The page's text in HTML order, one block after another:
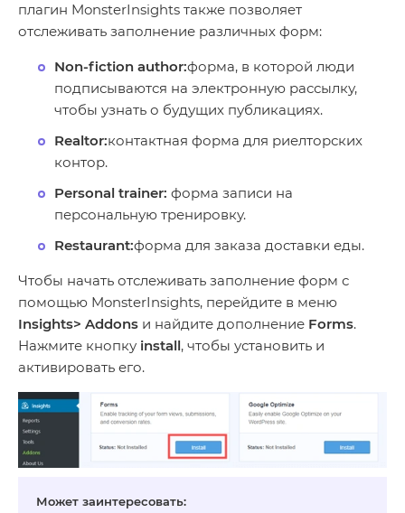
плагин MonsterInsights также позволяет
отслеживать заполнение различных форм:
Non-fiction author:форма, в которой люди
подписываются на электронную рассылку,
чтобы узнать о будущих публикациях.
Realtor:контактная форма для риелторских
контор.
Personal trainer: форма записи на
персональную тренировку.
Restaurant:форма для заказа доставки еды.
Чтобы начать отслеживать заполнение форм с
помощью MonsterInsights, перейдите в меню
Insights> Addons и найдите дополнение Forms.
Нажмите кнопку install, чтобы установить и
активировать его.